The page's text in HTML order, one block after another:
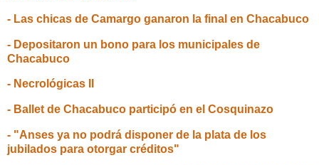
- Las chicas de Camargo ganaron la final en Chacabuco
- Depositaron un bono para los municipales de
Chacabuco
- Necrológicas II
- Ballet de Chacabuco participó en el Cosquinazo
- "Anses ya no podrá disponer de la plata de los
jubilados para otorgar créditos"